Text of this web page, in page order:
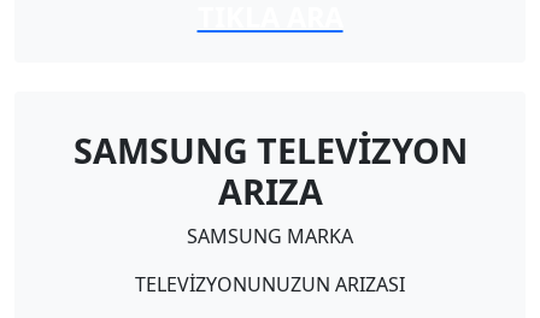
SAMSUNG TELEVİZYON
ARIZA
SAMSUNG MARKA
TELEVİZYONUNUZUN ARIZASI